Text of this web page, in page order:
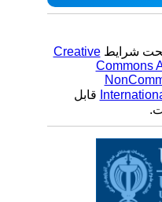
شرایطCreative
قابل